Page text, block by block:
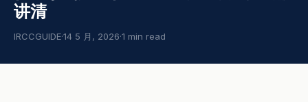
讲清
IRCCGUIDE·14 5 月, 2026·1 min read